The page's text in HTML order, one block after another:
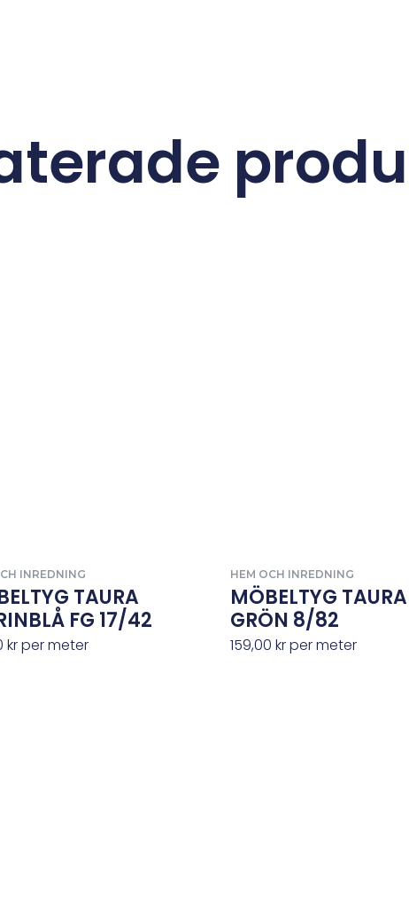
INREDNING
TAURA
FG 17/42
krper meter
HEM OCH INREDNING
MÖBELTYG
GRÖN 8/82
159,00 krper meter